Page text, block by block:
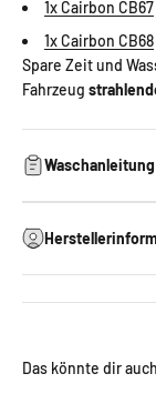
1x Cairbon CB67
1x Cairbon CB68
Spare Zeit und
Fahrzeug
Waschanleitung